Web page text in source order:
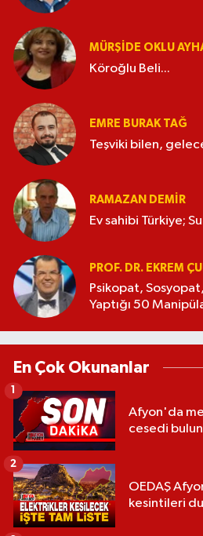
MÜRŞIDE OKLU
Köroğlu Beli...
EMRE BURAK TAĞ
Teşviki bilen,
RAMAZAN DEMİR
Ev sahibi Türkiye;
PROF. DR. EKREM
Psikopat,
Yaptığı 50
En Çok Okunanlar
Afyon'da
cesedi
1
OEDAŞ
kesintileri
2